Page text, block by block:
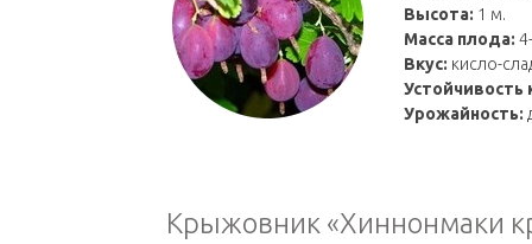
Высота: 1 м.
Масса плода:
Вкус: кисло-
Устойчивость
Урожайность:
Крыжовник «Хиннонмаки